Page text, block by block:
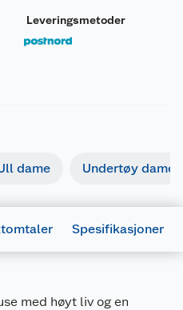
Leveringsmetoder
dame Undertøy dame
Spesifikasjoner
med høyt liv og en